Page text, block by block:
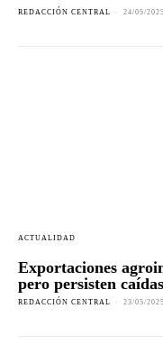
REDACCIÓN CENTRAL - 24/05/2025
ACTUALIDAD
Exportaciones
pero persisten
REDACCIÓN CENTRAL - 23/05/2025